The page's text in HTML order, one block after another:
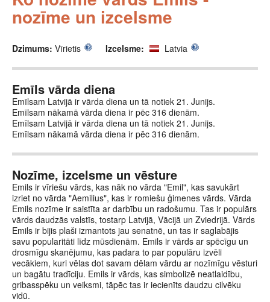
nozīme un izcelsme
Dzimums: Vīrietis Izcelsme: Latvia
Emīls vārda diena
Emīlsam Latvijā ir vārda diena un tā notiek 21. Junijs.
Emīlsam nākamā vārda diena ir pēc 316 dienām.
Emīlsam Latvijā ir vārda diena un tā notiek 21. Junijs.
Emīlsam nākamā vārda diena ir pēc 316 dienām.
Nozīme, izcelsme un vēsture
Emils ir vīriešu vārds, kas nāk no vārda "Emil", kas savukārt
izriet no vārda "Aemilius", kas ir romiešu ģimenes vārds. Vārda
Emils nozīme ir saistīta ar darbību un radošumu. Tas ir populārs
vārds daudzās valstīs, tostarp Latvijā, Vācijā un Zviedrijā. Vārds
Emils ir bijis plaši izmantots jau senatnē, un tas ir saglabājis
savu popularitāti līdz mūsdienām. Emils ir vārds ar spēcīgu un
drosmīgu skanējumu, kas padara to par populāru izvēli
vecākiem, kuri vēlas dot savam dēlam vārdu ar nozīmīgu vēsturi
un bagātu tradīciju. Emils ir vārds, kas simbolizē neatlaidību,
gribasspēku un veiksmi, tāpēc tas ir iecienīts daudzu cilvēku
vidū.